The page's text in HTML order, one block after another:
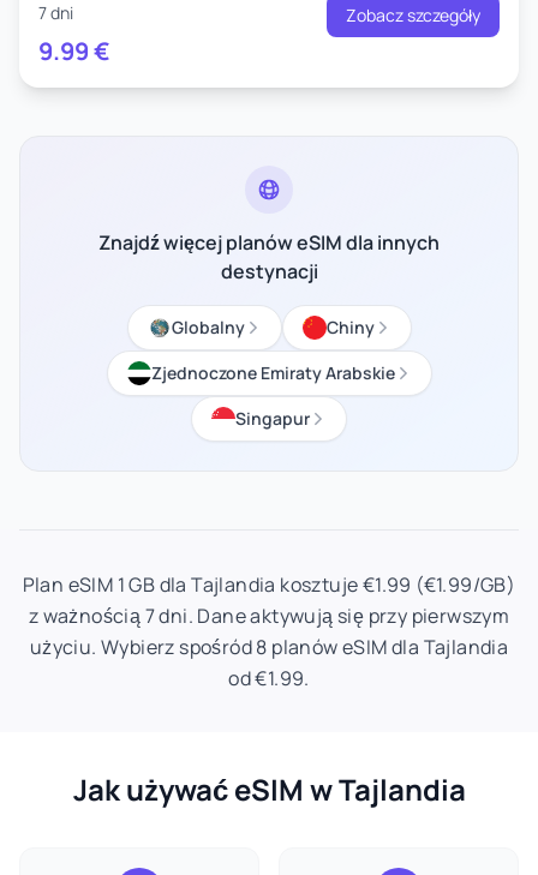
7 dni
9.99€
Zobacz szczegóły
Znajdź więcej planów eSIM dla innych
destynacji
Globalny
Chiny
Zjednoczone Emiraty Arabskie
Singapur
Plan eSIM 1 GB dla Tajlandia kosztuje €1.99 (€1.99/GB)
z ważnością 7 dni. Dane aktywują się przy pierwszym
użyciu. Wybierz spośród 8 planów eSIM dla Tajlandia
od €1.99.
Jak używać eSIM w Tajlandia